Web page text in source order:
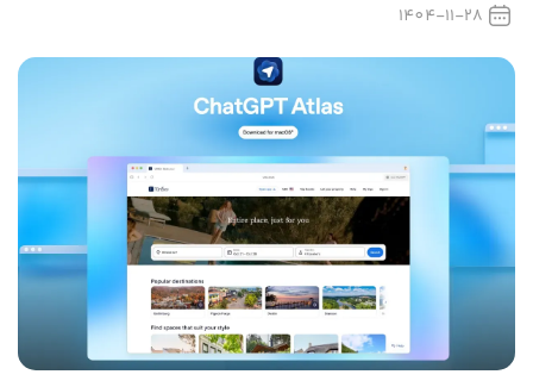
1404-11-28